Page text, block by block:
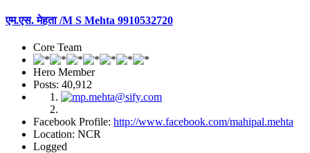
एम.एस. मेहता /M S Mehta 9910532720
Core Team
Hero Member
Posts: 40,912
Facebook Profile: http://www.facebook.com/mahipal.mehta
Location: NCR
Logged